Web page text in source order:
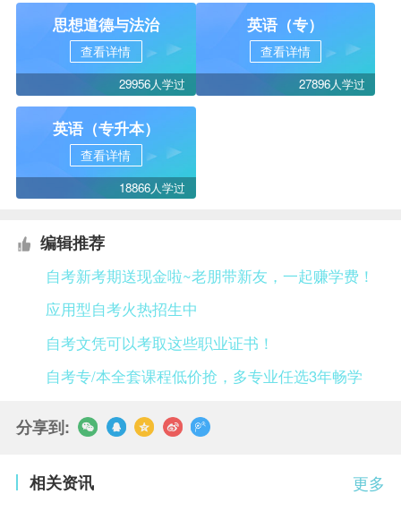
思想道德与法治
查看详情
29956人学过
英语（专）
查看详情
27896人学过
英语（专升本）
查看详情
18866人学过
编辑推荐
自考新考期送现金啦~老朋带新友，一起赚学费！
应用型自考火热招生中
自考文凭可以考取这些职业证书！
自考专/本全套课程低价抢，多专业任选3年畅学
分享到:
更多
相关资讯